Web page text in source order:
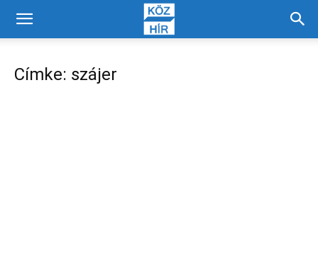
Címke: szájer